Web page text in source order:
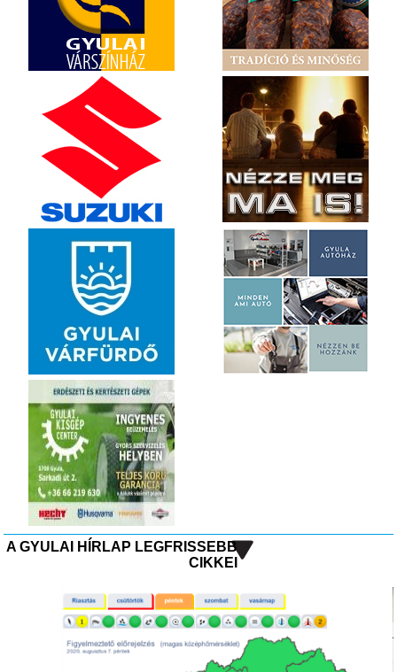
A GYULAI HÍRLAP LEGFRISSEBB
CIKKEI